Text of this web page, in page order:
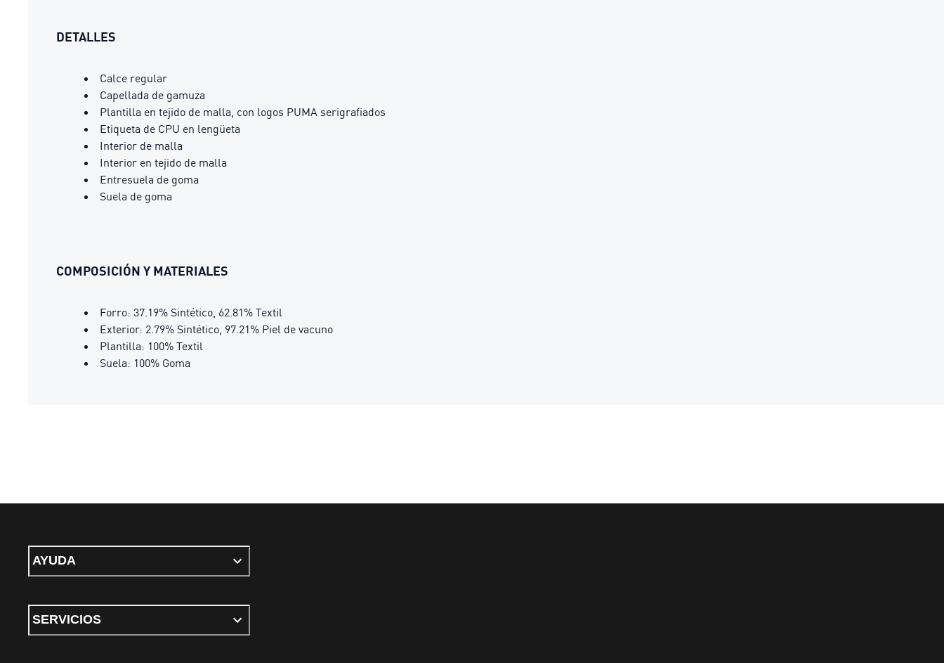
DETALLES
Calce regular
Capellada de gamuza
Plantilla en tejido de malla, con logos PUMA serigrafiados
Etiqueta de CPU en lengüeta
Interior de malla
Interior en tejido de malla
Entresuela de goma
Suela de goma
COMPOSICIÓN Y MATERIALES
Forro: 37.19% Sintético, 62.81% Textil
Exterior: 2.79% Sintético, 97.21% Piel de vacuno
Plantilla: 100% Textil
Suela: 100% Goma
AYUDA
SERVICIOS